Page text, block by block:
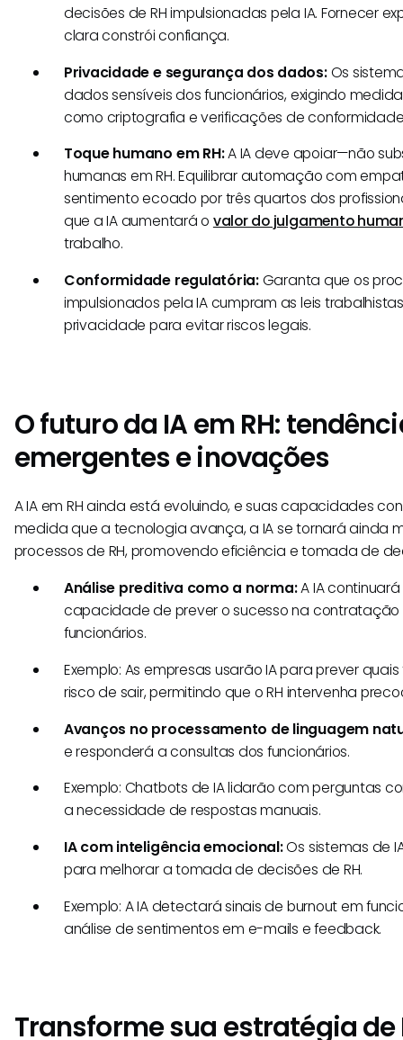
decisões de RH impulsionadas pela IA. Fornecer
clara constrói confiança.
Privacidade e segurança dos dados:Os
dados sensíveis dos funcionários, exigindo
como criptografia e verificações de
Toque humano em RH:A IA deve apoiar—não
humanas em RH. Equilibrar automação com
sentimento ecoado por três quartos dos
que a IA aumentará o valor do julgamento
trabalho.
Conformidade regulatória:Garanta que os
impulsionados pela IA cumpram as leis
privacidade para evitar riscos legais.
O futuro da IA em RH:
emergentes e inovações
A IA em RH ainda está evoluindo, e suas capacidades
medida que a tecnologia avança, a IA se tornará ainda
processos de RH, promovendo eficiência e tomada de
Análise preditiva como a norma:A IA
capacidade de prever o sucesso na
funcionários.
Exemplo: As empresas usarão IA para prever
risco de sair, permitindo que o RH intervenha
Avanços no processamento de linguagem
e responderá a consultas dos funcionários.
Exemplo: Chatbots de IA lidarão com perguntas
a necessidade de respostas manuais.
IA com inteligência emocional:Os sistemas de
para melhorar a tomada de decisões de RH.
Exemplo: A IA detectará sinais de burnout em
análise de sentimentos em e-mails e feedback.
Transforme sua estratégia de